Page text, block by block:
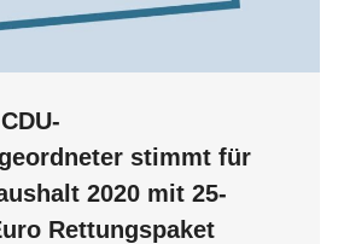
stimmt für
2020 mit 25-
Rettungspaket